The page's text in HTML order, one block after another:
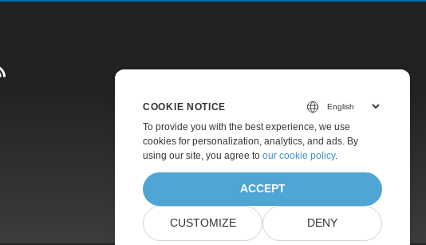
Pricing
Paid Support
About
COOKIE NOTICE
To provide you with the best experience, we use
cookies for personalization, analytics, and ads. By
using our site, you agree to our cookie policy.
ACCEPT
CUSTOMIZE DENY